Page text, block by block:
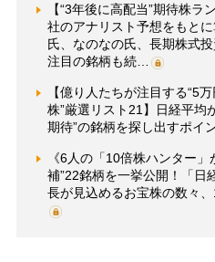
【“3年後に高配当”期待株
社のアナリスト予想をもと
氏、なのなの氏、長期株式
注目の銘柄も続…
【億り人たちが注目する“5
株”厳選リスト21】日経平均
期待”の銘柄を探し出すポイ
《6人の「10倍株ハンター
補”22銘柄を一挙公開！「日
長が見込めるお宝株の数々